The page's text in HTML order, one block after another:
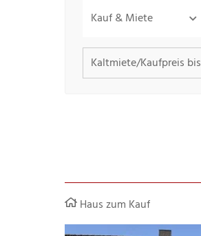
Kauf & Miete
Kaltmiete/Kaufpreis bis
Haus zum Kauf